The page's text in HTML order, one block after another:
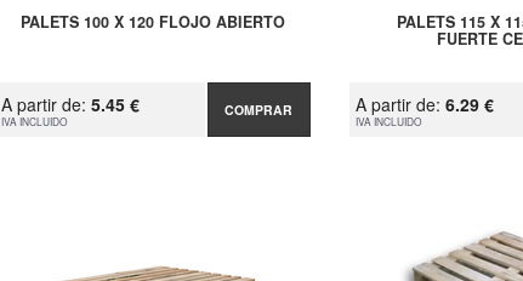
PALETS 100 X 120 FLOJO ABIERTO
A partir de: 5.45 €
IVA INCLUIDO
COMPRAR
PALETS 115 X
FUERTE
A partir de: 6.29 €
IVA INCLUIDO